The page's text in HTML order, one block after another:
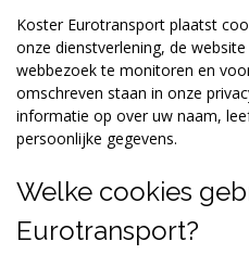
Koster Eurotransport plaatst
onze dienstverlening, de
webbezoek te monitoren en
omschreven staan in onze
informatie op over uw naam,
persoonlijke gegevens.
Welke cookies
Eurotransport?